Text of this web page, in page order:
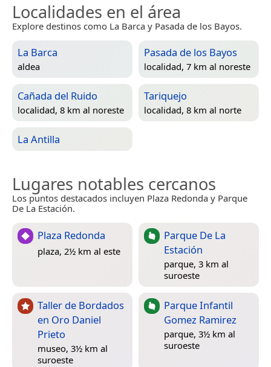
Localidades en el área
Explore destinos como La Barca y Pasada de los Bayos.
La Barca
aldea
Pasada de los Bayos
localidad, 7 km al noreste
Cañada del Ruido
localidad, 8 km al noreste
Tariquejo
localidad, 8 km al norte
La Antilla
Lugares notables cercanos
Los puntos destacados incluyen Plaza Redonda y Parque
De La Estación.
Plaza Redonda
plaza, 2½ km al este
Parque De La
Estación
parque, 3 km al
suroeste
Taller de Bordados
en Oro Daniel
Prieto
museo, 3½ km al
suroeste
Parque Infantil
Gomez Ramirez
parque, 3½ km al
suroeste